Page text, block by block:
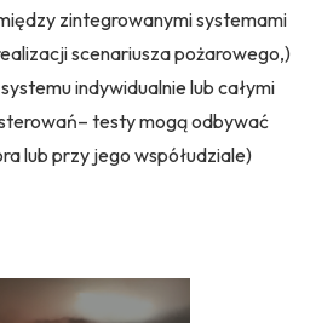
zintegrowanymi systemami
scenariusza pożarowego,)
indywidualnie lub całymi
testy mogą odbywać
lub przy jego współudziale)